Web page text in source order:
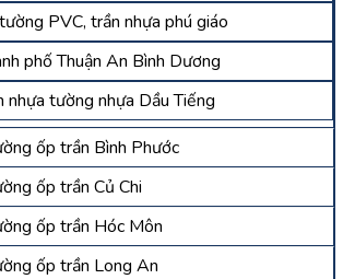
PVC, trần nhựa phú giáo
phố Thuận An Bình Dương
nhựa tường nhựa Dầu Tiếng
ốp trần Bình Phước
ốp trần Củ Chi
ốp trần Hóc Môn
ốp trần Long An